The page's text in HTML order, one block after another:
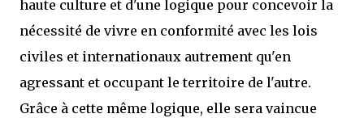
haute culture et d'une logique pour concevoir la
nécessité de vivre en conformité avec les lois
civiles et internationaux autrement qu'en
agressant et occupant le territoire de l'autre.
Grâce à cette même logique, elle sera vaincue